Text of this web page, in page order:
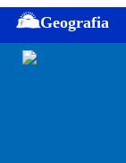
Geografia